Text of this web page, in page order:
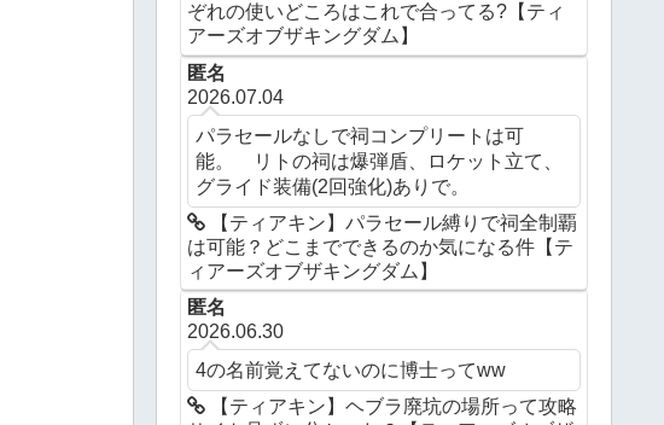
ぞれの使いどころはこれで合ってる?【ティ
アーズオブザキングダム】
匿名
2026.07.04
パラセールなしで祠コンプリートは可
能。 リトの祠は爆弾盾、ロケット立て、
グライド装備(2回強化)ありで。
【ティアキン】パラセール縛りで祠全制覇
は可能？どこまでできるのか気になる件【テ
ィアーズオブザキングダム】
匿名
2026.06.30
4の名前覚えてないのに博士ってww
【ティアキン】ヘブラ廃坑の場所って攻略